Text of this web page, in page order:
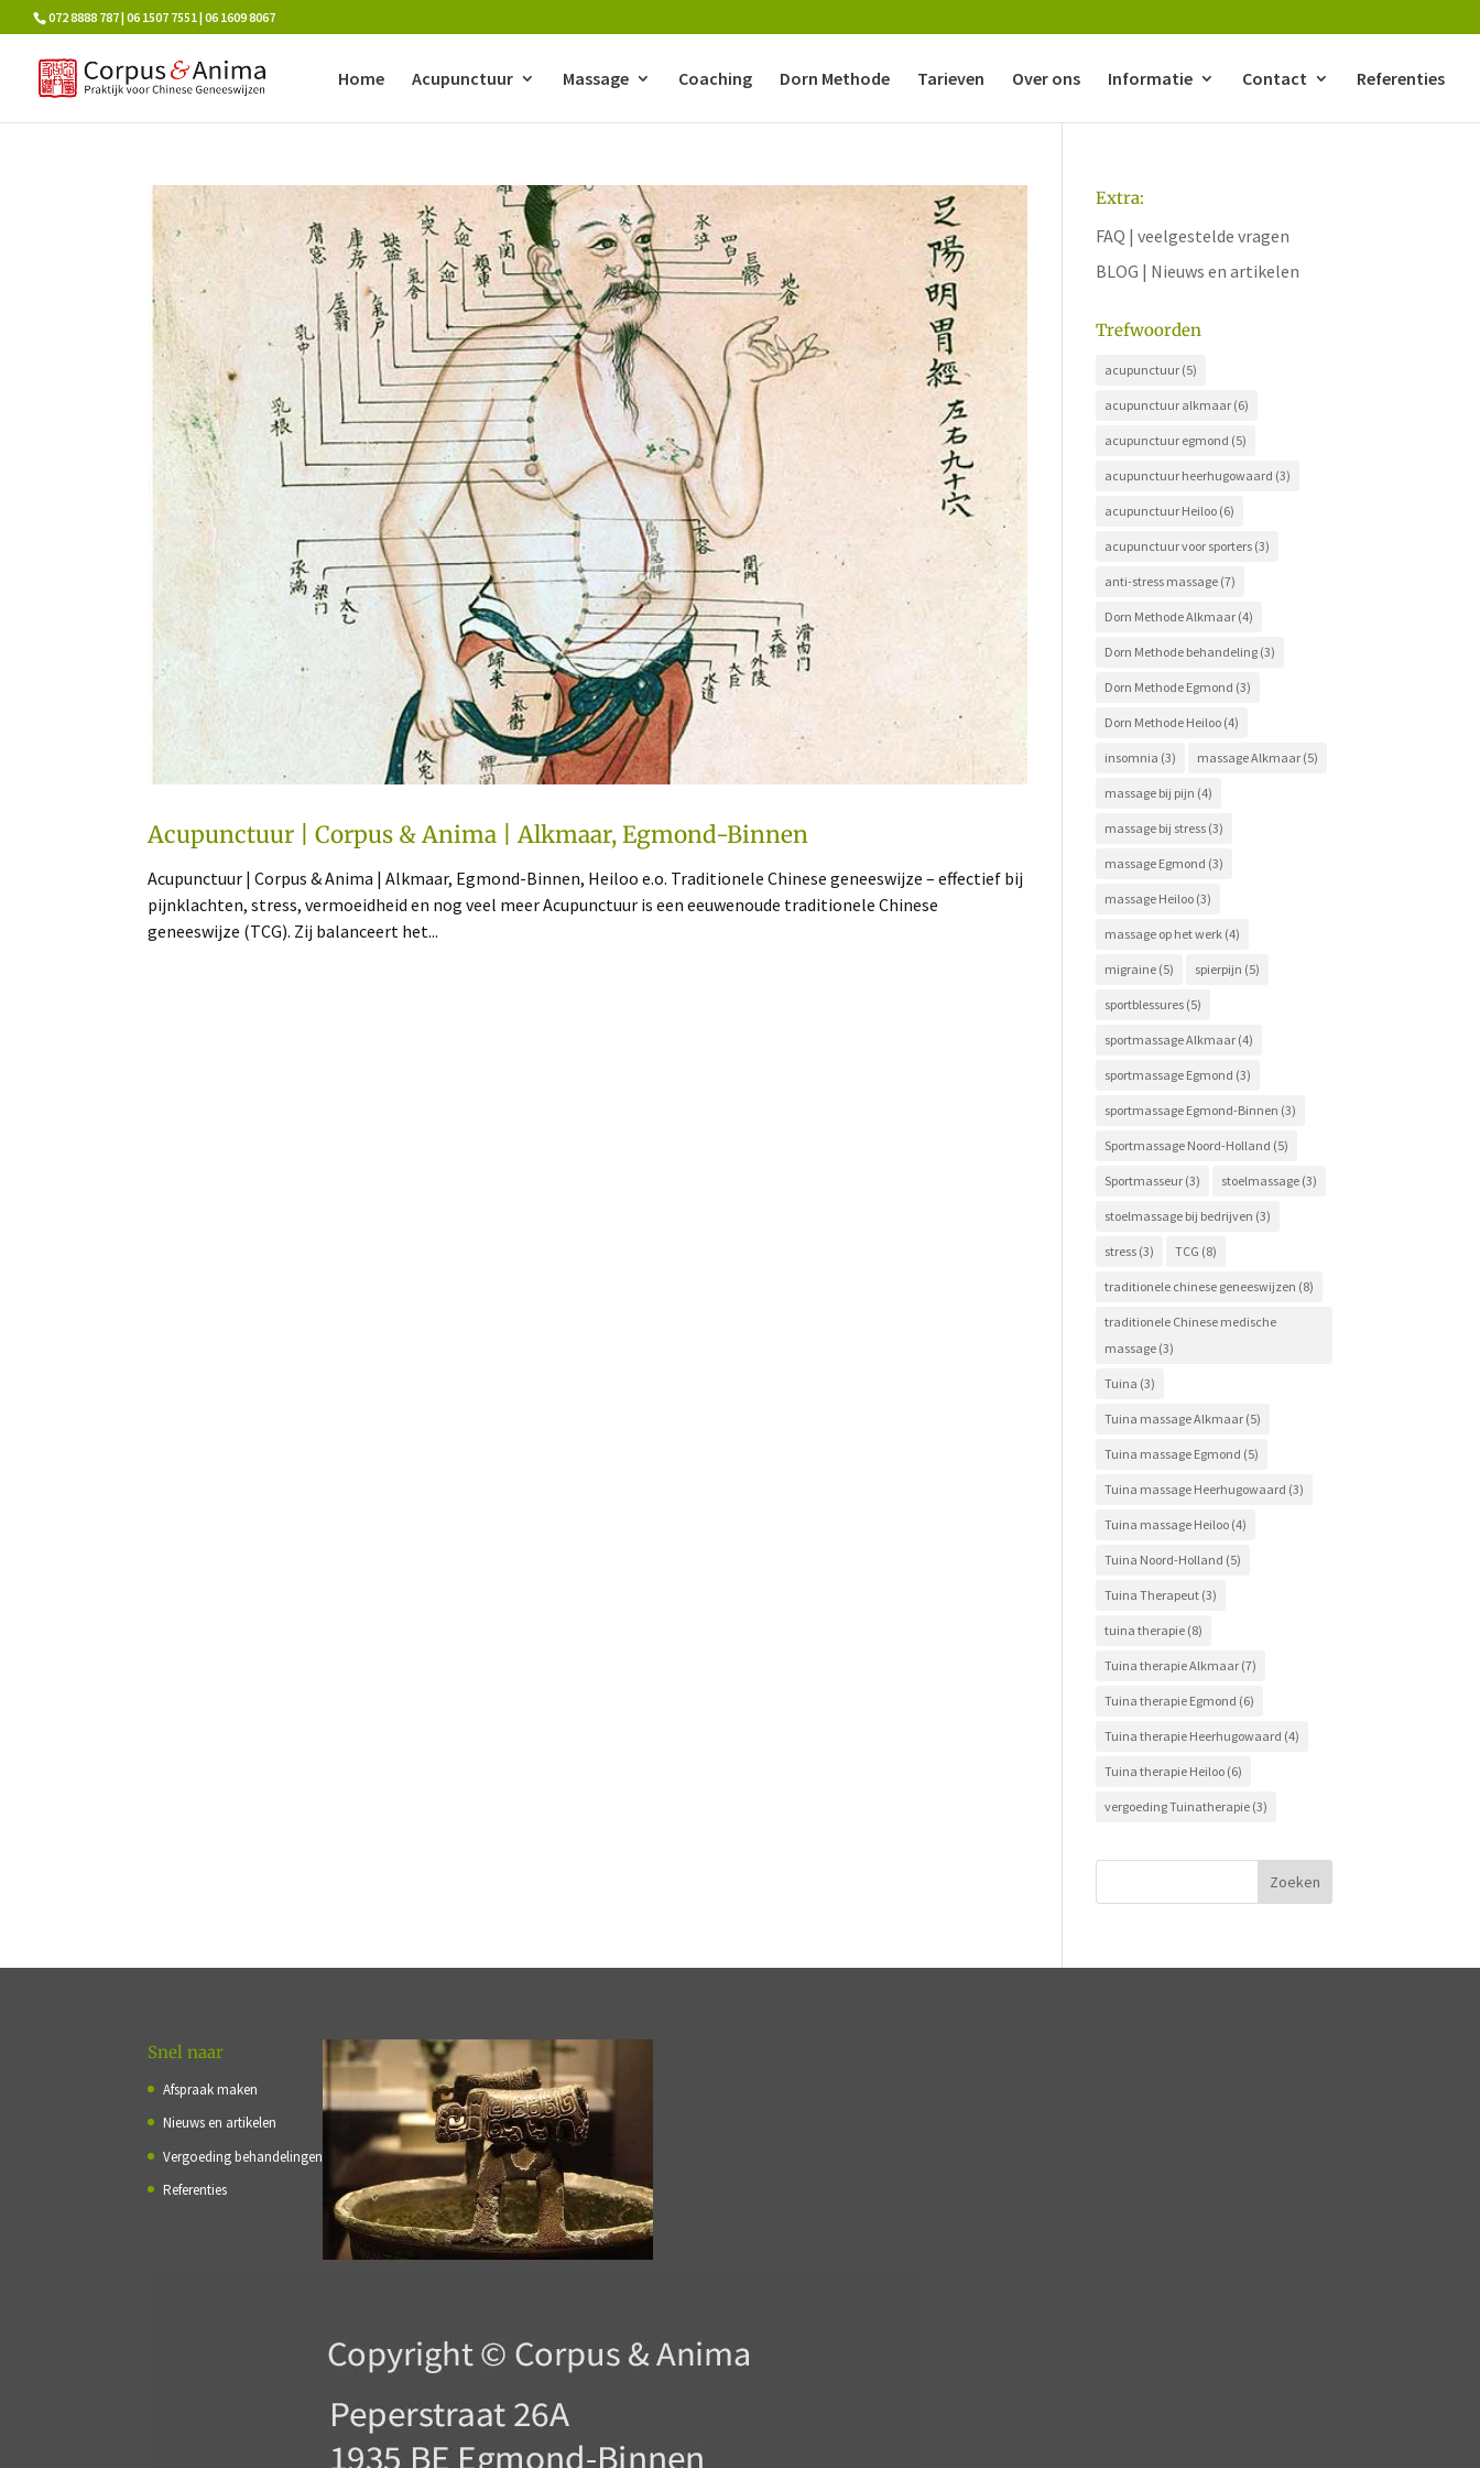
072 8888 787 | 06 1507 7551 | 06 1609 8067
Home Acupunctuur Massage Coaching Dorn Methode Tarieven Over ons Informatie Contact Referenties
Acupunctuur | Corpus & Anima | Alkmaar, Egmond-Binnen
Acupunctuur | Corpus & Anima | Alkmaar, Egmond-Binnen, Heiloo e.o. Traditionele Chinese geneeswijze – effectief bij
pijnklachten, stress, vermoeidheid en nog veel meer Acupunctuur is een eeuwenoude traditionele Chinese
geneeswijze (TCG). Zij balanceert het...
Extra:
FAQ | veelgestelde vragen
BLOG | Nieuws en artikelen
Trefwoorden
acupunctuur(5)
acupunctuur alkmaar(6)
acupunctuur egmond (5)
acupunctuur heerhugowaard (3)
acupunctuur Heiloo(6)
acupunctuur voor sporters(3)
anti-stress massage(7)
Dorn Methode Alkmaar(4)
Dorn Methode behandeling(3)
Dorn Methode Egmond (3)
Dorn Methode Heiloo(4)
insomnia (3) massage Alkmaar(5)
massage bij pijn (4)
massage bij stress(3)
massage Egmond (3)
massage Heiloo(3)
massage op het werk(4)
migraine(5) spierpijn (5)
sportblessures(5)
sportmassage Alkmaar(4)
sportmassage Egmond (3)
sportmassage Egmond-Binnen (3)
Sportmassage Noord-Holland (5)
Sportmasseur(3) stoelmassage(3)
stoelmassage bij bedrijven (3)
stress(3) TCG (8)
traditionele chinese geneeswijzen (8)
traditionele Chinese medische
massage(3)
Tuina (3)
Tuina massage Alkmaar(5)
Tuina massage Egmond (5)
Tuina massage Heerhugowaard (3)
Tuina massage Heiloo(4)
Tuina Noord-Holland (5)
Tuina Therapeut(3)
tuina therapie(8)
Tuina therapie Alkmaar(7)
Tuina therapie Egmond (6)
Tuina therapie Heerhugowaard (4)
Tuina therapie Heiloo(6)
vergoeding Tuinatherapie(3)
Snel naar
Afspraak maken
Nieuws en artikelen
Vergoeding behandelingen
Referenties